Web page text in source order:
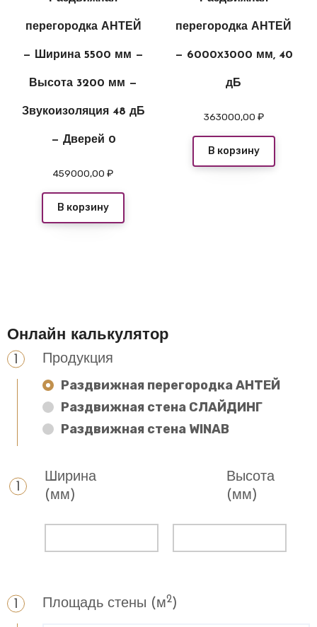
перегородка АНТЕЙ
— Ширина 5500 мм —
Высота 3200 мм —
Звукоизоляция 48 дБ
— Дверей 0
459000,00₽
В корзину
перегородка АНТЕЙ
— 6000х3000 мм, 40
дБ
363000,00 ₽
В корзину
Онлайн калькулятор
Продукция
Раздвижная перегородка АНТЕЙ
Раздвижная стена СЛАЙДИНГ
Раздвижная стена WINAB
Ширина
(мм)
Высота
(мм)
Площадь стены (м2)